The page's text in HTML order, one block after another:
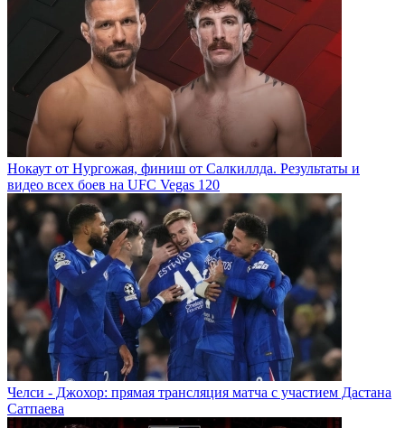
Нокаут от Нургожая, финиш от Салкиллда. Результаты и
видео всех боев на UFC Vegas 120
Челси - Джохор: прямая трансляция матча с участием Дастана
Сатпаева